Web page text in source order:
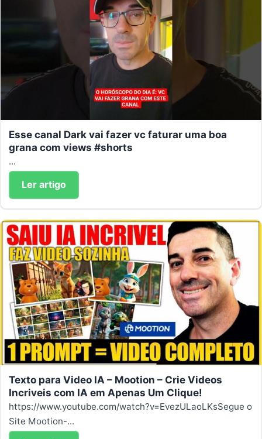
Esse canal Dark vai fazer vc faturar uma boa
grana com views #shorts
...
Ler artigo
Texto para Video IA – Mootion – Crie Videos
Incriveis com IA em Apenas Um Clique!
https://www.youtube.com/watch?v=EvezULaoLKsSegue o
Site Mootion-...